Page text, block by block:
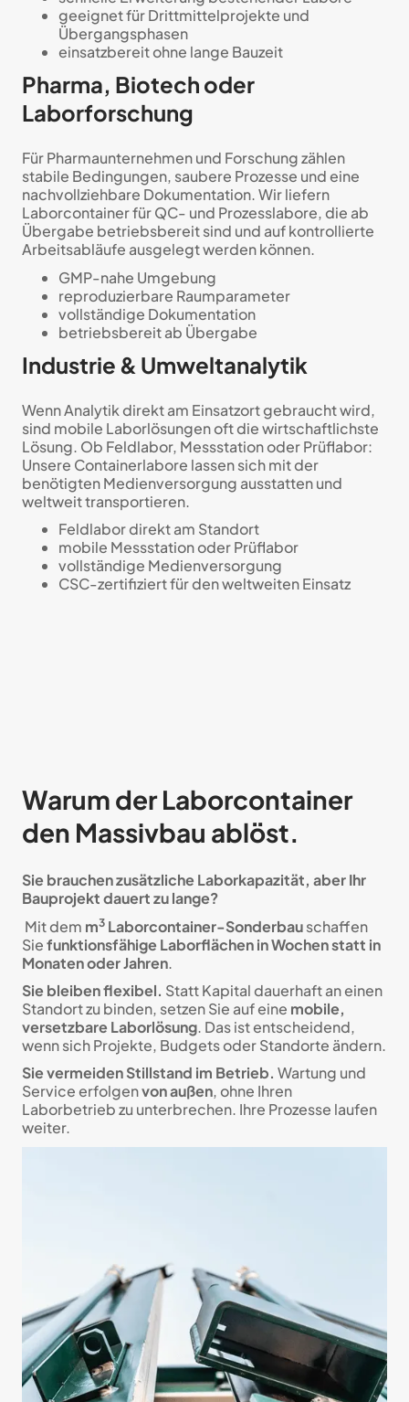
geeignet für Drittmittelprojekte und
Übergangsphasen
einsatzbereit ohne lange Bauzeit
Pharma, Biotech oder
Laborforschung
Für Pharmaunternehmen und Forschung zählen
stabile Bedingungen, saubere Prozesse und eine
nachvollziehbare Dokumentation. Wir liefern
Laborcontainer für QC- und Prozesslabore, die ab
Übergabe betriebsbereit sind und auf kontrollierte
Arbeitsabläufe ausgelegt werden können.
GMP-nahe Umgebung
reproduzierbare Raumparameter
vollständige Dokumentation
betriebsbereit ab Übergabe
Industrie & Umweltanalytik
Wenn Analytik direkt am Einsatzort gebraucht wird,
sind mobile Laborlösungen oft die wirtschaftlichste
Lösung. Ob Feldlabor, Messstation oder Prüflabor:
Unsere Containerlabore lassen sich mit der
benötigten Medienversorgung ausstatten und
weltweit transportieren.
Feldlabor direkt am Standort
mobile Messstation oder Prüflabor
vollständige Medienversorgung
CSC-zertifiziert für den weltweiten Einsatz
Warum der Laborcontainer
den Massivbau ablöst.
Sie brauchen zusätzliche Laborkapazität, aber Ihr
Bauprojekt dauert zu lange?
Mit dem m3 Laborcontainer-Sonderbauschaffen
Siefunktionsfähige Laborflächen in Wochen statt in
Monaten oder Jahren.
Sie bleiben flexibel. Statt Kapital dauerhaft an einen
Standort zu binden, setzen Sie auf eine mobile,
versetzbare Laborlösung. Das ist entscheidend,
wenn sich Projekte, Budgets oder Standorte ändern.
Sie vermeiden Stillstand im Betrieb. Wartung und
Service erfolgenvon außen, ohne Ihren
Laborbetrieb zu unterbrechen. Ihre Prozesse laufen
weiter.